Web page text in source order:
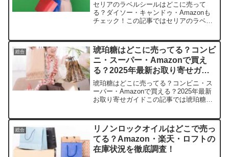
セリアのラベルシールはどこに売って
る？ダイソー・キャンドゥ・Amazonも
チェック！この記事ではセリアのラベル
します。店舗商品例平均価格在庫状況
Amazonエーワン ラ...
総合
琥珀糖はどこに売ってる？コンビ
ニ・スーパー・Amazonで買え
る？2025年最新お取り寄せガイ
ド
琥珀糖はどこに売ってる？コンビニ・ス
ーパー・Amazonで買える？2025年最新
お取り寄せガイドこの記事では琥珀糖を
店舗商品例平均価格特徴Amazon琥珀糖
苺・みかん...
総合
リノンロックオイルはどこで売っ
てる？Amazon・楽天・ロフトの
在庫状況を徹底調査！